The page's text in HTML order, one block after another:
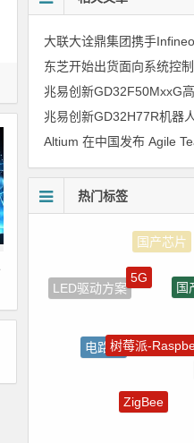
Altium 在中国发布 Agile
热门标签
LED驱动方案
电路图
ZigBee